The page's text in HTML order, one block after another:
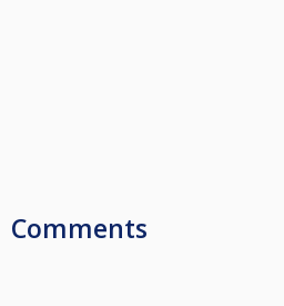
Comments